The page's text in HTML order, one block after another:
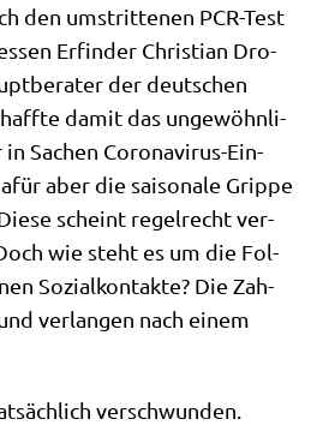
den umstrit­te­nen PCR-Test
Erfin­der Chri­sti­an Dro­
der deut­schen
damit das unge­wöhn­li­
in Sachen Coro­na­vi­rus-Ein­
aber die sai­so­na­le Grip­pe
scheint regel­recht ver­
wie steht es um die Fol­
Sozi­al­kon­tak­te? Die Zah­
ver­lan­gen nach einem
ver­schwun­den.